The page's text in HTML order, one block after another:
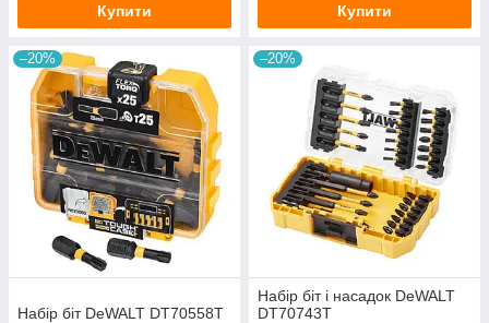
Купити Купити
–20%
Набір біт DeWALT DT70558T
–20%
Набір біт і насадок DeWALT
DT70743T